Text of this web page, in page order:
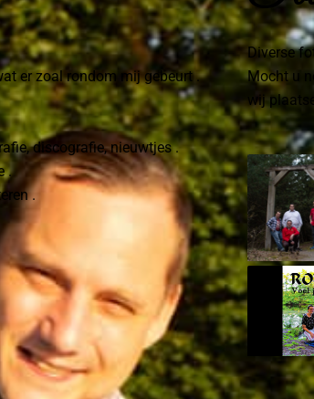
er zoal rondom mij gebeurt .
discografie, nieuwtjes .
.
.
Diverse
Mocht u
wij